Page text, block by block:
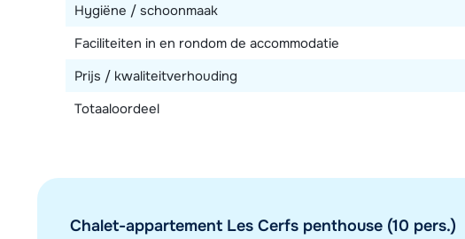
Hygiëne / schoonmaak
Faciliteiten in en rondom de accommodatie
Prijs / kwaliteitverhouding
Totaaloordeel
Chalet-appartement Les Cerfs penthouse (10 pers.)